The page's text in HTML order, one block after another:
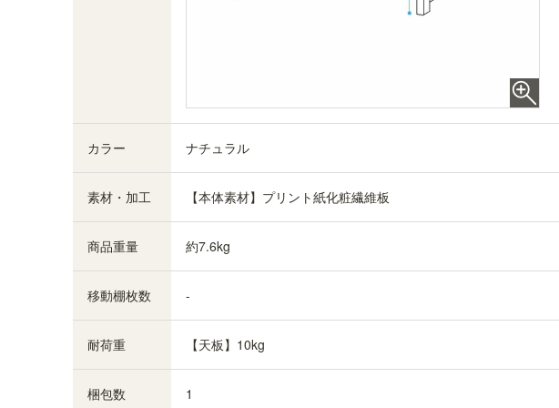
カラー ナチュラル
素材・加工 【本体素材】プリント紙化粧繊維板
商品重量 約7.6kg
移動棚枚数 -
耐荷重 【天板】10kg
梱包数 1